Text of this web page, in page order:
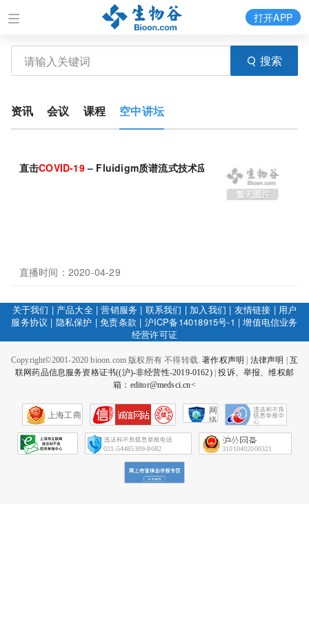
搜索
打开APP
资讯 会议 课程 空中讲坛
直击COVID-19– Fluidigm质谱流式技术应对新冠病毒研究挑战
直播时间：2020-04-29
关于我们 | 产品大全|营销服务 | 联系我们 | 加入我们 | 友情链接 | 用户
服务协议 | 隐私保护 |免责条款 | 沪ICP备14018915号-1 |增值电信业务
经营许可证
Copyright©2001-2020 bioon.com 版权所有 不得转载.著作权声明 法律声明
互
联网药品信息服务资格证书((沪)-非经营性-2019-0162)|投诉、举报、维权邮
箱：editor@medsci.cn<
上海工商
网
络
会
征
021-54485309-8082 31010402000321